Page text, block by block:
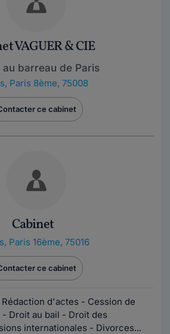
VAGUER & CIE
au barreau de Paris
, Paris 8ème, 75008
ce cabinet
Cabinet
, Paris 16ème, 75016
ce cabinet
d'actes - Cession de
Droit au bail - Droit des
internationales - Divorces...